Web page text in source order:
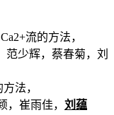
流的方法，
范少辉，蔡春菊，刘
法，
，崔雨佳， 刘蕴